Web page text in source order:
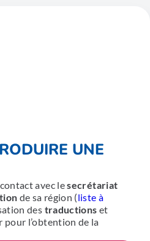
UNE
avec lesecrétariat
de sa région (liste à
des traductions et
pour l’obtention de la